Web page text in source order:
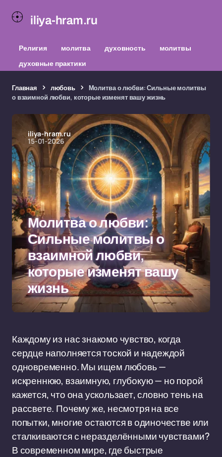
iliya-hram.ru
Религия молитва духовность
молитвы
духовные практики
Главная любовь
Молитва о любви: Сильные молитвы
о взаимной любви, которые изменят вашу жизнь
iliya-hram.ru
15-01-2026
Молитва о любви:
Сильные молитвы о
взаимной любви,
которые изменят вашу
жизнь
Каждому из нас знакомо чувство, когда
сердце наполняется тоской и надеждой
одновременно. Мы ищем любовь —
искреннюю, взаимную, глубокую — но порой
кажется, что она ускользает, словно тень на
рассвете. Почему же, несмотря на все
попытки, многие остаются в одиночестве или
сталкиваются с неразделёнными чувствами?
В современном мире, где быстрые